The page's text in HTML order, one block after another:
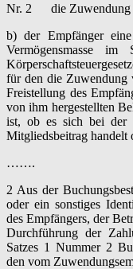
Nr. 2 die Zuwendung
b) der Empfänger eine
Vermögensmasse
für den die Zuwendung
Freistellung des
von ihm hergestellten
ist, ob es sich bei der
Mitgliedsbeitrag handelt
…….
2 Aus der
oder ein sonstiges
des Empfängers, der
Durchführung der
Satzes 1 Nummer 2
den vom